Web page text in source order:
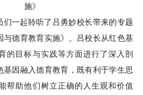
施》
们一起聆听了吕勇妙校长带来的专题
与德育教育实施》。吕校长从红色基
的目标与实践等方面进行了深入剖
基因融入德育教育，既有利于学生思
帮助他们树立正确的人生观和价值